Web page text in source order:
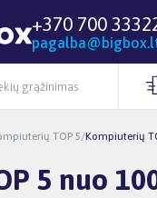
+370 700
grąžinimas
TOP 5/Kompiuterių
5 nuo